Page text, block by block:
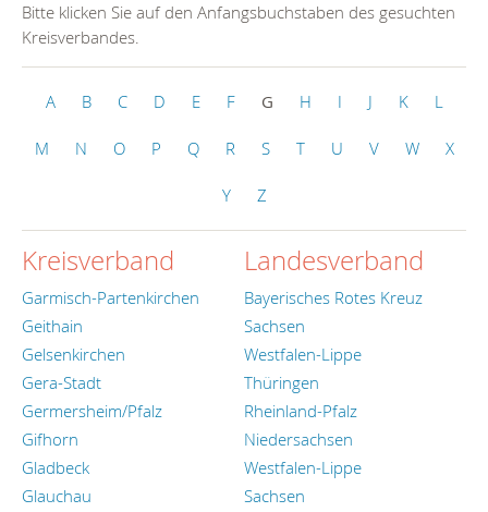
Bitte klicken Sie auf den Anfangsbuchstaben des gesuchten
Kreisverbandes.
A B C D E F G H I J K L
M N O P Q R S T U V W X
Y Z
Kreisverband Landesverband
Garmisch-Partenkirchen
Bayerisches Rotes Kreuz
Geithain
Sachsen
Gelsenkirchen
Westfalen-Lippe
Gera-Stadt
Thüringen
Germersheim/Pfalz
Rheinland-Pfalz
Gifhorn
Niedersachsen
Gladbeck
Westfalen-Lippe
Glauchau
Sachsen